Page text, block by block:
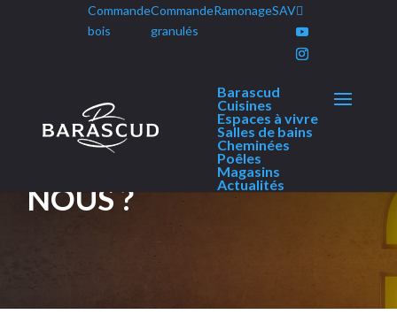
Panneau de gestion des cookies
Commande
bois
Commande
granulés
RamonageSAV
Barascud
Cuisines
Espaces à vivre
Salles de bains
Cheminées
Poêles
Magasins
Actualités
QUI SOMMES –
NOUS ?